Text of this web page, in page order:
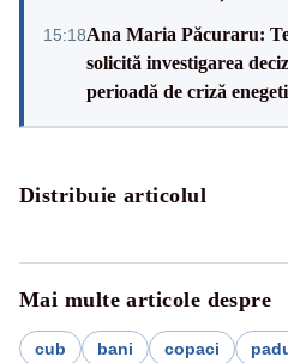
15:18Ana Maria Păcuraru:
solicită investigarea
perioadă de criză
Distribuie articolul
Mai multe articole despre
cub bani copaci